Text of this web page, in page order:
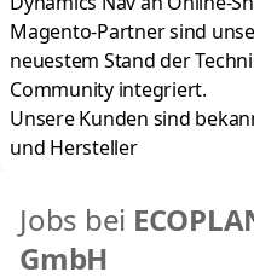
Magento-Partner sind
neuestem Stand der
Community integriert.
Unsere Kunden sind
und Hersteller
Jobs bei
GmbH